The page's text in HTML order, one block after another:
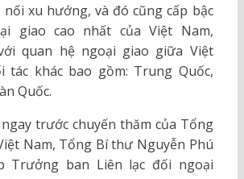
xu hướng, và đó cũng cấp bậc
giao cao nhất của Việt Nam,
quan hệ ngoại giao giữa Việt
tác khác bao gồm: Trung Quốc,
Quốc.
trước chuyến thăm của Tổng
Nam, Tổng Bí thư Nguyễn Phú
Trưởng ban Liên lạc đối ngoại